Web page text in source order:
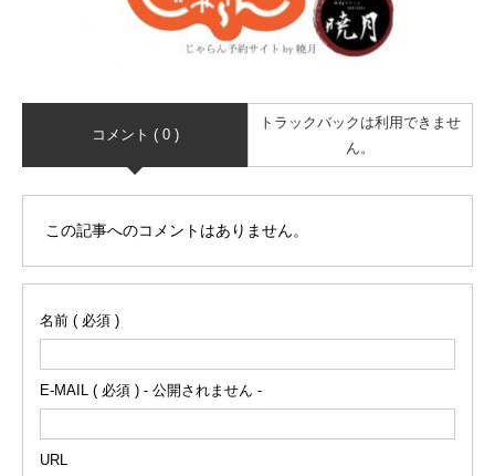
コメント ( 0 )
トラックバックは利用できませ
ん。
この記事へのコメントはありません。
名前 ( 必須 )
E-MAIL ( 必須 ) - 公開されません -
URL